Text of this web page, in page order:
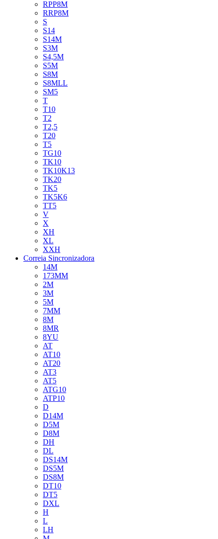
RPP8M
RRP8M
S
S14
S14M
S3M
S4,5M
S5M
S8M
S8MLL
SM5
T
T10
T2
T2,5
T20
T5
TG10
TK10
TK10K13
TK20
TK5
TK5K6
TT5
V
X
XH
XL
XXH
Correia Sincronizadora
14M
173MM
2M
3M
5M
7MM
8M
8MR
8YU
AT
AT10
AT20
AT3
AT5
ATG10
ATP10
D
D14M
D5M
D8M
DH
DL
DS14M
DS5M
DS8M
DT10
DT5
DXL
H
L
LH